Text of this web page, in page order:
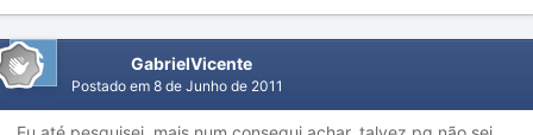
GabrielVicente
Postado em 8 de Junho de 2011